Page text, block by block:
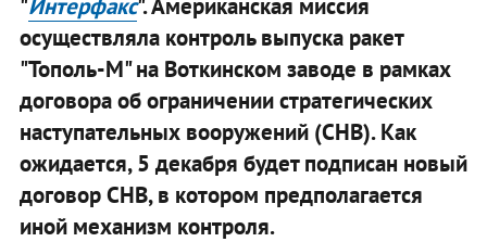
осуществляла контроль выпуска ракет
"Тополь-М" на Воткинском заводе в рамках
договора об ограничении стратегических
наступательных вооружений (СНВ). Как
ожидается, 5 декабря будет подписан новый
договор СНВ, в котором предполагается
иной механизм контроля.